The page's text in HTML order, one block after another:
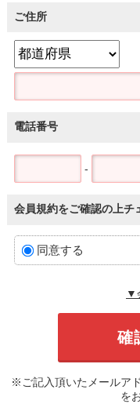
ご住所
電話番号
-
会員規約をご確認の上チ
同意する
▼
※ご記入頂いたメールア
を